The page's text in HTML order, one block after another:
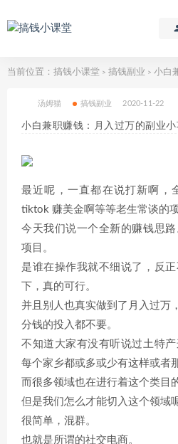
当前位置： 搞钱小课堂 > 搞钱副业 > 小白
汤姆猫 搞钱副业 2020-11-22
小白兼职赚钱：月入过万的副业小
最近呢，一直都在说打新啊，
tiktok 赚美金啊等等老生常谈的项
今天我们说一个全新的赚钱思
项目。
是谁在操作我就不细说了，反
下，真的可行。
并且别人也真实做到了月入过万
分钱的投入都不要。
不知道大家有没有听说过土特
每个家乡都或多或少有这样或者
而很多领域也在进行着这个类目
但是我们怎么才能切入这个领域
很简单，混群。
也就是所谓的社交电商。